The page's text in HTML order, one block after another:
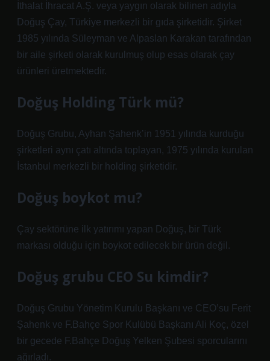
İthalat İhracat A.Ş. veya yaygın olarak bilinen adıyla
Doğuş Çay, Türkiye merkezli bir gıda şirketidir. Şirket
1985 yılında Süleyman ve Alpaslan Karakan tarafından
bir aile şirketi olarak kurulmuş olup esas olarak çay
ürünleri üretmektedir.
Doğuş Holding Türk mü?
Doğuş Grubu, Ayhan Şahenk’in 1951 yılında kurduğu
şirketleri aynı çatı altında toplayan, 1975 yılında kurulan
İstanbul merkezli bir holding şirketidir.
Doğuş boykot mu?
Çay sektörüne ilk yatırımı yapan Doğuş, bir Türk
markası olduğu için boykot edilecek bir ürün değil.
Doğuş grubu CEO Su kimdir?
Doğuş Grubu Yönetim Kurulu Başkanı ve CEO’su Ferit
Şahenk ve F.Bahçe Spor Kulübü Başkanı Ali Koç, özel
bir gecede F.Bahçe Doğuş Yelken Şubesi sporcularını
ağırladı.